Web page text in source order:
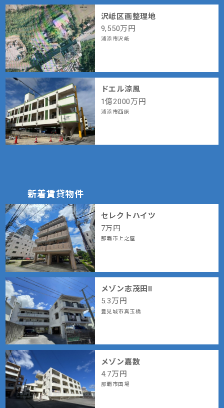
沢岻区画整理地
9,550万円
浦添市沢岻
ドエル涼風
1億2000万円
浦添市西原
新着賃貸物件
セレクトハイツ
7万円
那覇市上之屋
メゾン志茂田Ⅱ
5.3万円
豊見城市真玉橋
メゾン嘉数
4.7万円
那覇市国場